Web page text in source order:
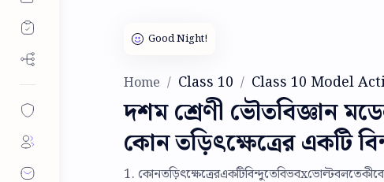
Home Class 10 Class 10 Model
দশম শ্রেণী ভৌতবিজ্ঞান
কোন তড়িৎক্ষেত্রের একটি
1.